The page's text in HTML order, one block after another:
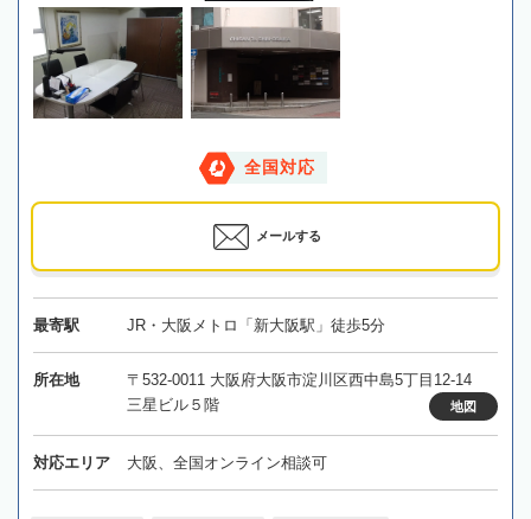
全国対応
メールする
最寄駅 JR・大阪メトロ「新大阪駅」徒歩5分
所在地
〒532-0011 大阪府大阪市淀川区西中島5丁目12-14
三星ビル５階
地図
対応エリア 大阪、全国オンライン相談可